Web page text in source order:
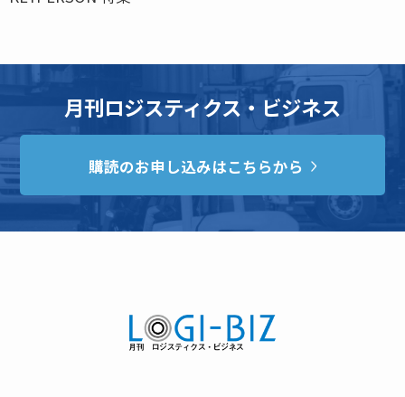
月刊ロジスティクス・ビジネス
購読のお申し込みはこちらから